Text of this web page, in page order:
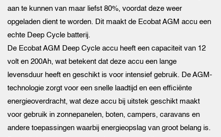
aan te kunnen van maar liefst 80%, voordat deze weer
opgeladen dient te worden. Dit maakt de Ecobat AGM accu een
echte Deep Cycle batterij.
De Ecobat AGM Deep Cycle accu heeft een capaciteit van 12
volt en 200Ah, wat betekent dat deze accu een lange
levensduur heeft en geschikt is voor intensief gebruik. De AGM-
technologie zorgt voor een snelle laadtijd en een efficiënte
energieoverdracht, wat deze accu bij uitstek geschikt maakt
voor gebruik in zonnepanelen, boten, campers, caravans en
andere toepassingen waarbij energieopslag van groot belang is.